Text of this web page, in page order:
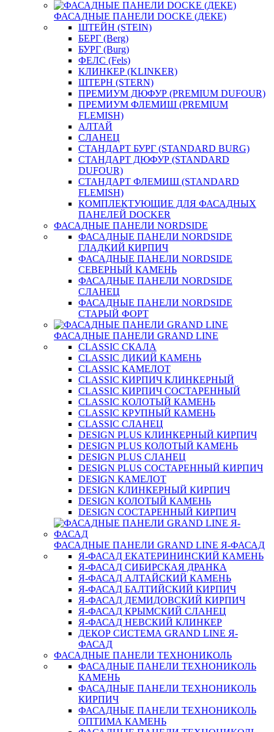
ФАСАДНЫЕ ПАНЕЛИ DOCKE (ДЕКЕ)
ШТЕЙН (STEIN)
БЕРГ (Berg)
БУРГ (Burg)
ФЕЛС (Fels)
КЛИНКЕР (KLINKER)
ШТЕРН (STERN)
ПРЕМИУМ ДЮФУР (PREMIUM DUFOUR)
ПРЕМИУМ ФЛЕМИШ (PREMIUM
FLEMISH)
АЛТАЙ
СЛАНЕЦ
СТАНДАРТ БУРГ (STANDARD BURG)
СТАНДАРТ ДЮФУР (STANDARD
DUFOUR)
СТАНДАРТ ФЛЕМИШ (STANDARD
FLEMISH)
КОМПЛЕКТУЮЩИЕ ДЛЯ ФАСАДНЫХ
ПАНЕЛЕЙ DOCKER
ФАСАДНЫЕ ПАНЕЛИ NORDSIDE
ФАСАДНЫЕ ПАНЕЛИ NORDSIDE
ГЛАДКИЙ КИРПИЧ
ФАСАДНЫЕ ПАНЕЛИ NORDSIDE
СЕВЕРНЫЙ КАМЕНЬ
ФАСАДНЫЕ ПАНЕЛИ NORDSIDE
СЛАНЕЦ
ФАСАДНЫЕ ПАНЕЛИ NORDSIDE
СТАРЫЙ ФОРТ
ФАСАДНЫЕ ПАНЕЛИ GRAND LINE
CLASSIC СКАЛА
CLASSIC ДИКИЙ КАМЕНЬ
CLASSIC КАМЕЛОТ
CLASSIC КИРПИЧ КЛИНКЕРНЫЙ
CLASSIC КИРПИЧ СОСТАРЕННЫЙ
CLASSIC КОЛОТЫЙ КАМЕНЬ
CLASSIC КРУПНЫЙ КАМЕНЬ
CLASSIC СЛАНЕЦ
DESIGN PLUS КЛИНКЕРНЫЙ КИРПИЧ
DESIGN PLUS КОЛОТЫЙ КАМЕНЬ
DESIGN PLUS СЛАНЕЦ
DESIGN PLUS СОСТАРЕННЫЙ КИРПИЧ
DESIGN КАМЕЛОТ
DESIGN КЛИНКЕРНЫЙ КИРПИЧ
DESIGN КОЛОТЫЙ КАМЕНЬ
DESIGN СОСТАРЕННЫЙ КИРПИЧ
ФАСАДНЫЕ ПАНЕЛИ GRAND LINE Я-ФАСАД
Я-ФАСАД ЕКАТЕРИНИНСКИЙ КАМЕНЬ
Я-ФАСАД СИБИРСКАЯ ДРАНКА
Я-ФАСАД АЛТАЙСКИЙ КАМЕНЬ
Я-ФАСАД БАЛТИЙСКИЙ КИРПИЧ
Я-ФАСАД ДЕМИДОВСКИЙ КИРПИЧ
Я-ФАСАД КРЫМСКИЙ СЛАНЕЦ
Я-ФАСАД НЕВСКИЙ КЛИНКЕР
ДЕКОР СИСТЕМА GRAND LINE Я-
ФАСАД
ФАСАДНЫЕ ПАНЕЛИ ТЕХНОНИКОЛЬ
ФАСАДНЫЕ ПАНЕЛИ ТЕХНОНИКОЛЬ
КАМЕНЬ
ФАСАДНЫЕ ПАНЕЛИ ТЕХНОНИКОЛЬ
КИРПИЧ
ФАСАДНЫЕ ПАНЕЛИ ТЕХНОНИКОЛЬ
ОПТИМА КАМЕНЬ